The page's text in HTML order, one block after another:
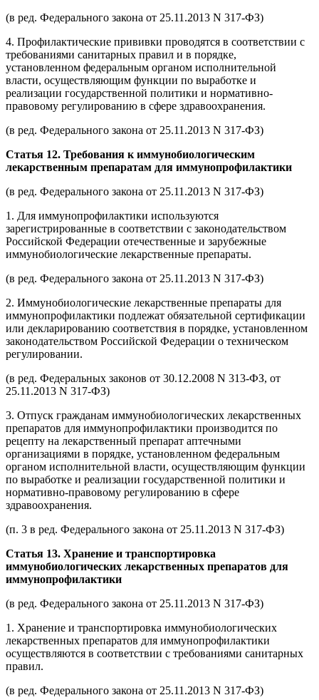
(в ред. Федерального закона от 25.11.2013 N 317-ФЗ)
4. Профилактические прививки проводятся в соответствии с
требованиями санитарных правил и в порядке,
установленном федеральным органом исполнительной
власти, осуществляющим функции по выработке и
реализации государственной политики и нормативно-
правовому регулированию в сфере здравоохранения.
(в ред. Федерального закона от 25.11.2013 N 317-ФЗ)
Статья 12. Требования к иммунобиологическим
лекарственным препаратам для иммунопрофилактики
(в ред. Федерального закона от 25.11.2013 N 317-ФЗ)
1. Для иммунопрофилактики используются
зарегистрированные в соответствии с законодательством
Российской Федерации отечественные и зарубежные
иммунобиологические лекарственные препараты.
(в ред. Федерального закона от 25.11.2013 N 317-ФЗ)
2. Иммунобиологические лекарственные препараты для
иммунопрофилактики подлежат обязательной сертификации
или декларированию соответствия в порядке, установленном
законодательством Российской Федерации о техническом
регулировании.
(в ред. Федеральных законов от 30.12.2008 N 313-ФЗ, от
25.11.2013 N 317-ФЗ)
3. Отпуск гражданам иммунобиологических лекарственных
препаратов для иммунопрофилактики производится по
рецепту на лекарственный препарат аптечными
организациями в порядке, установленном федеральным
органом исполнительной власти, осуществляющим функции
по выработке и реализации государственной политики и
нормативно-правовому регулированию в сфере
здравоохранения.
(п. 3 в ред. Федерального закона от 25.11.2013 N 317-ФЗ)
Статья 13. Хранение и транспортировка
иммунобиологических лекарственных препаратов для
иммунопрофилактики
(в ред. Федерального закона от 25.11.2013 N 317-ФЗ)
1. Хранение и транспортировка иммунобиологических
лекарственных препаратов для иммунопрофилактики
осуществляются в соответствии с требованиями санитарных
правил.
(в ред. Федерального закона от 25.11.2013 N 317-ФЗ)